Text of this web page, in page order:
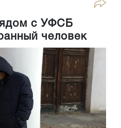
с УФСБ
человек